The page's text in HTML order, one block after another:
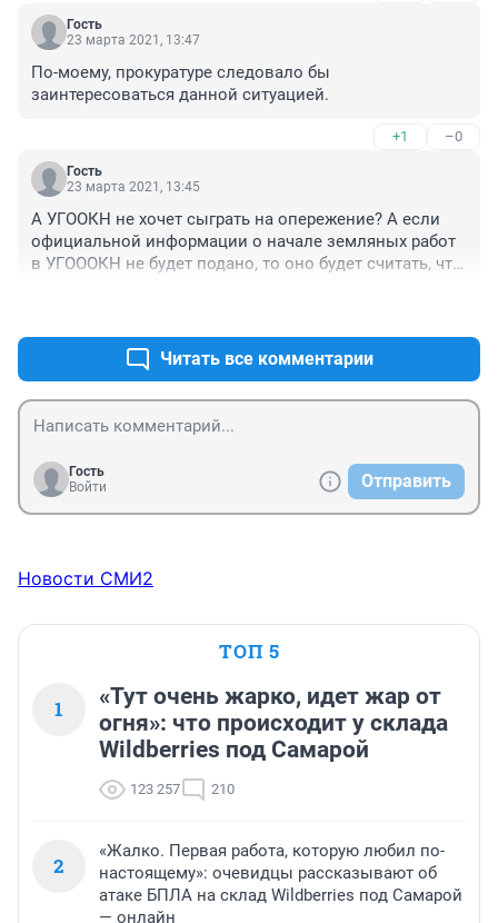
Гость
23 марта 2021, 13:47
По-моему, прокуратуре следовало бы
заинтересоваться данной ситуацией.
+1 –0
Гость
23 марта 2021, 13:45
А УГООКН не хочет сыграть на опережение? А если
официальной информации о начале земляных работ
в УГОООКН не будет подано, то оно будет считать, что
исторические памятники на своей территории, ЭТО
ОБЯЗАННОСТЬ ГОСУДАРСТВА - ВЫЯВЛЯТЬ ИХ И
СОХРАНЯТЬ.
Как же меня бесит это наше наплевательское
отношение к собственной истории! О какой
исторической памяти, великом прошлом можно
говорить, если на деле даже компетентные органы не
хотят лишний раз пальцем пошевелить, чтобы это
Читать все комментарии
Гость
Войти
Отправить
Новости СМИ2
ТОП 5
1
«Тут очень жарко, идет жар от
огня»: что происходит у склада
Wildberries под Самарой
123 257 210
2
«Жалко. Первая работа, которую любил по-
настоящему»: очевидцы рассказывают об
атаке БПЛА на склад Wildberries под Самарой
— онлайн